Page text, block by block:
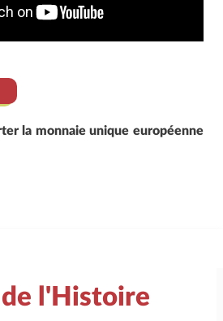
la monnaie unique européenne
l'Histoire